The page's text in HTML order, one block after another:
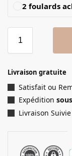
2 foulards
Livraison gratuite
Satisfait ou
Expédition
Livraison Suivie